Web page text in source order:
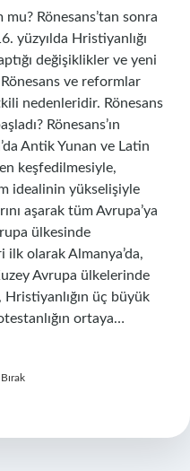
Rönesans’tan sonra
yüzyılda Hristiyanlığı
değişiklikler ve yeni
ve reformlar
nedenleridir. Rönesans
Rönesans’ın
Antik Yunan ve Latin
keşfedilmesiyle,
idealinin yükselişiyle
aşarak tüm Avrupa’ya
ülkesinde
ilk olarak Almanya’da,
Avrupa ülkelerinde
üç büyük
ortaya…